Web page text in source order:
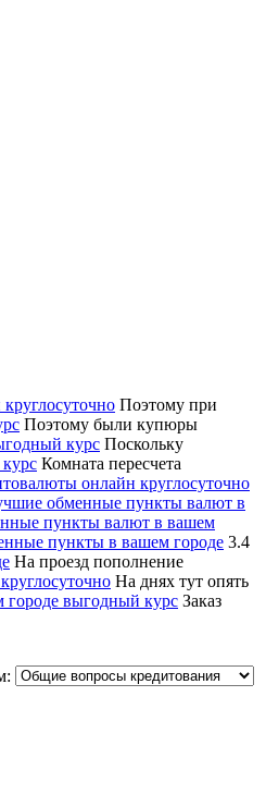
Поэтому при
Поэтому были купюры
курс Поскольку
Комната пересчета
онлайн круглосуточно
обменные пункты валют в
пункты валют в вашем
пункты в вашем городе 3.4
На проезд пополнение
На днях тут опять
выгодный курс Заказ